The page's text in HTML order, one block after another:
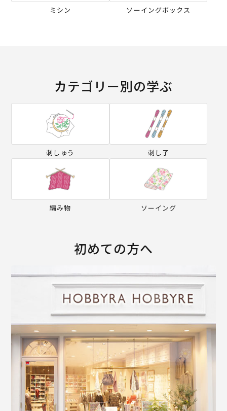
ミシン ソーイングボックス
カテゴリー別の学ぶ
刺しゅう 刺し子
編み物 ソーイング
初めての方へ